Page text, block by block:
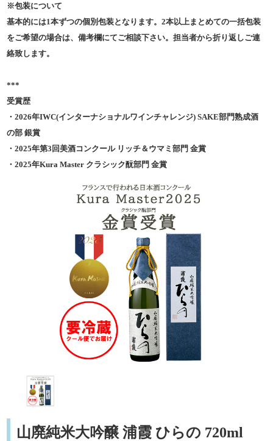
※包装について
基本的には1本ずつの個別包装となります。2本以上まとめての一括包装
をご希望の場合は、備考欄にてご相談下さい。担当者から折り返しご連
絡致します。
***
受賞歴
・2026年IWC(インターナショナルワインチャレンジ) SAKE部門熟成酒
の部 銀賞
・2025年第3回美酒コンクール リッチ＆ウマミ部門 金賞
・2025年Kura Master クラシック酛部門 金賞
山廃純米大吟醸 浦霞 ひらの 720ml